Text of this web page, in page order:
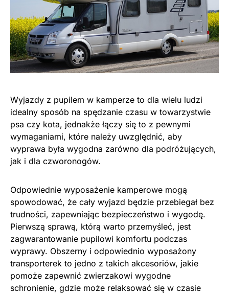
Wyjazdy z pupilem w kamperze to dla wielu ludzi
idealny sposób na spędzanie czasu w towarzystwie
psa czy kota, jednakże łączy się to z pewnymi
wymaganiami, które należy uwzględnić, aby
wyprawa była wygodna zarówno dla podróżujących,
jak i dla czworonogów.
Odpowiednie wyposażenie kamperowe mogą
spowodować, że cały wyjazd będzie przebiegał bez
trudności, zapewniając bezpieczeństwo i wygodę.
Pierwszą sprawą, którą warto przemyśleć, jest
zagwarantowanie pupilowi komfortu podczas
wyprawy. Obszerny i odpowiednio wyposażony
transporterek to jedno z takich akcesoriów, jakie
pomoże zapewnić zwierzakowi wygodne
schronienie, gdzie może relaksować się w czasie